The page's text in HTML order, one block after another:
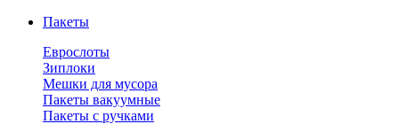
Пакеты
Еврослоты
Зиплоки
Мешки для мусора
Пакеты вакуумные
Пакеты с ручками